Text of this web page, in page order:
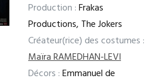
Production :Frakas
Productions, The Jokers
Créateur(rice) des costumes :
Maïra RAMEDHAN-LEVI
Décors :Emmanuel de